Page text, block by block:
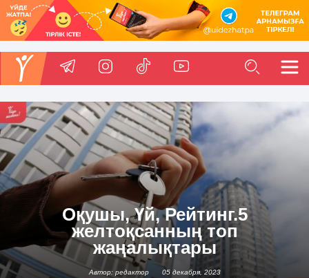
Оқушы, Үй, Рейтинг.5
желтоқсанның топ
жаңалықтары
Автор: редактор 05 декабря, 2023